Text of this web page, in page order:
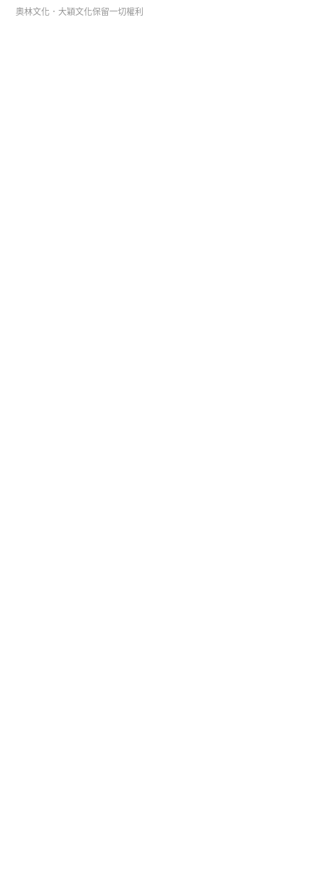
奧林文化．大穎文化保留一切權利